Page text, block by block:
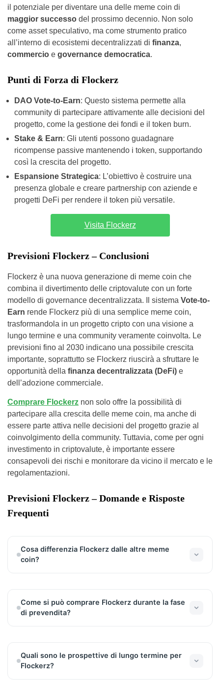
il potenziale per diventare una delle meme coin di
maggior successo del prossimo decennio. Non solo
come asset speculativo, ma come strumento pratico
all’interno di ecosistemi decentralizzati di finanza,
commercio e governance democratica.
Punti di Forza di Flockerz
DAO Vote-to-Earn: Questo sistema permette alla
community di partecipare attivamente alle decisioni del
progetto, come la gestione dei fondi e il token burn.
Stake & Earn: Gli utenti possono guadagnare
ricompense passive mantenendo i token, supportando
così la crescita del progetto.
Espansione Strategica: L’obiettivo è costruire una
presenza globale e creare partnership con aziende e
progetti DeFi per rendere il token più versatile.
Visita Flockerz
Previsioni Flockerz – Conclusioni
Flockerz è una nuova generazione di meme coin che
combina il divertimento delle criptovalute con un forte
modello di governance decentralizzata. Il sistema Vote-to-
Earn rende Flockerz più di una semplice meme coin,
trasformandola in un progetto cripto con una visione a
lungo termine e una community veramente coinvolta. Le
previsioni fino al 2030 indicano una possibile crescita
importante, soprattutto se Flockerz riuscirà a sfruttare le
opportunità della finanza decentralizzata (DeFi) e
dell’adozione commerciale.
Comprare Flockerz non solo offre la possibilità di
partecipare alla crescita delle meme coin, ma anche di
essere parte attiva nelle decisioni del progetto grazie al
coinvolgimento della community. Tuttavia, come per ogni
investimento in criptovalute, è importante essere
consapevoli dei rischi e monitorare da vicino il mercato e le
regolamentazioni.
Previsioni Flockerz – Domande e Risposte
Frequenti
Cosa differenzia Flockerz dalle altre meme
coin?
partecipare attivamente alle decisioni del progetto.
Questo approccio rende Flockerz molto più
Come si può comprare Flockerz durante la fase
di prevendita?
ufficiale del progetto. Gli investitori devono
connettere un wallet compatibile con Ethereum
Quali sono le prospettive di lungo termine per
Flockerz?